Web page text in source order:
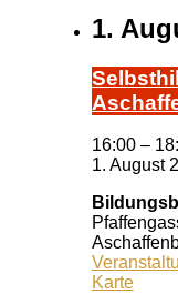
1.
16:00 –
1. August
Karte